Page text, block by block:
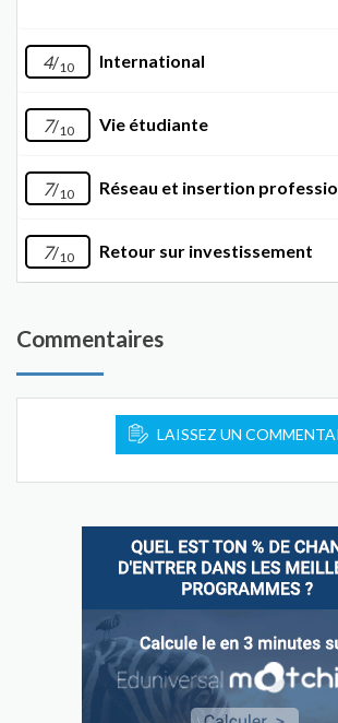
4/10 International
7/10 Vie étudiante
7/10 Réseau et insertion
7/10 Retour sur investissement
Commentaires
LAISSEZ UN